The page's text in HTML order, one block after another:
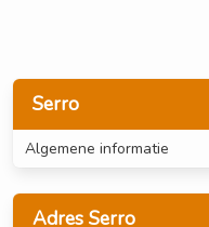
Serro
Algemene informatie
Adres Serro